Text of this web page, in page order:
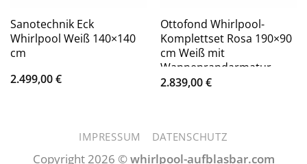
Sanotechnik Eck
Whirlpool Weiß 140×140
cm
2.499,00€
Ottofond Whirlpool-
Komplettset Rosa 190×90
cm Weiß mit
Wannenrandarmatur
S2000
2.839,00€
IMPRESSUM DATENSCHUTZ
Copyright 2026 ©whirlpool-aufblasbar.com